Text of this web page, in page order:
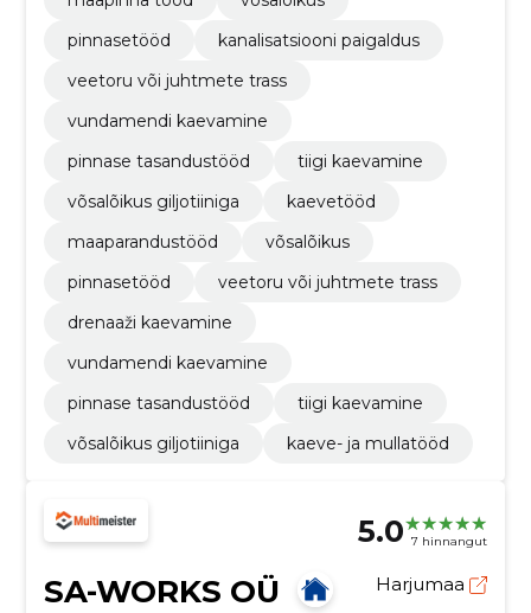
pinnasetööd
kanalisatsiooni paigaldus
veetoru või juhtmete trass
vundamendi kaevamine
pinnase tasandustööd
tiigi kaevamine
võsalõikus giljotiiniga
kaevetööd
maaparandustööd
võsalõikus
pinnasetööd
veetoru või juhtmete trass
drenaaži kaevamine
vundamendi kaevamine
pinnase tasandustööd
tiigi kaevamine
võsalõikus giljotiiniga
kaeve- ja mullatööd
5.0 7 hinnangut
SA-WORKS OÜ Harjumaa